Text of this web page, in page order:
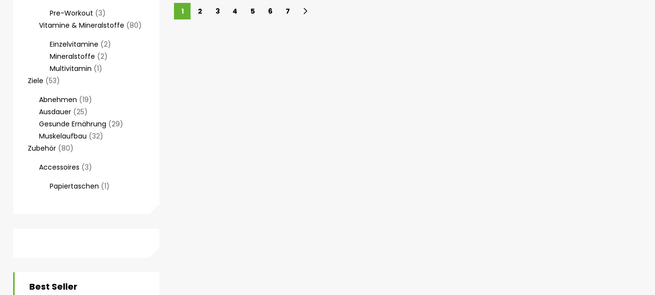
1 2 3 4 5 6 7
Pre-Workout
3
Vitamine & Mineralstoffe 80
Einzelvitamine
2
Mineralstoffe
2
Multivitamin
1
Ziele 53
Abnehmen 19
Ausdauer 25
Gesunde Ernährung 29
Muskelaufbau 32
Zubehör 80
Accessoires 3
Papiertaschen
1
Best Seller